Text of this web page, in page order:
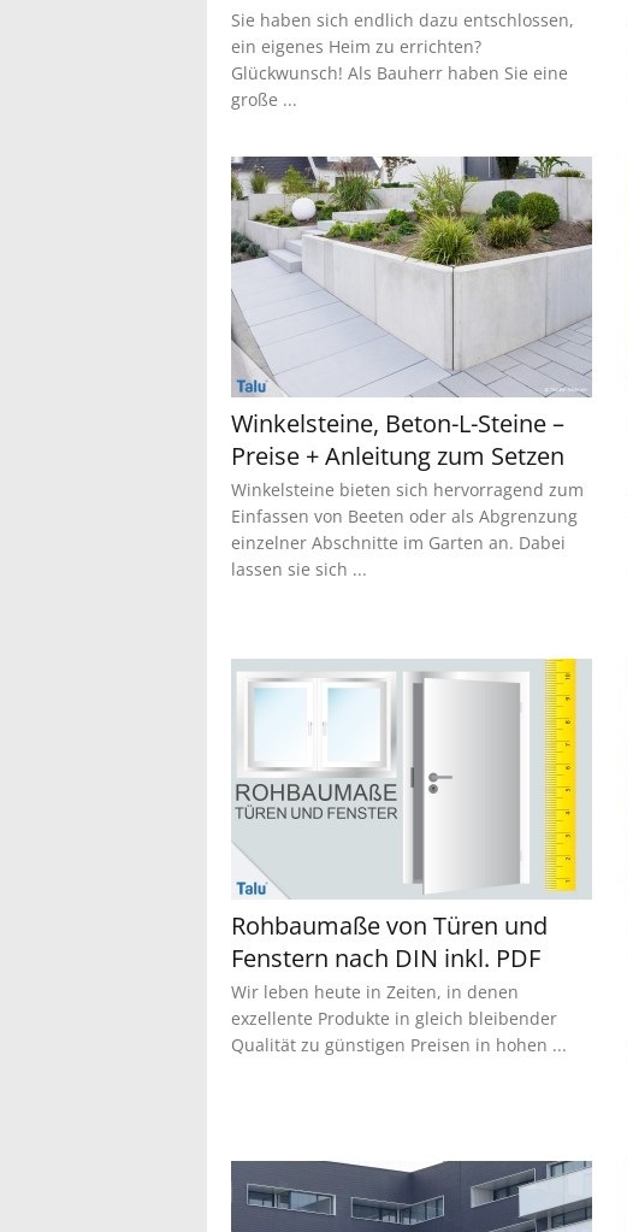
Sie haben sich endlich dazu entschlossen,
ein eigenes Heim zu errichten?
Glückwunsch! Als Bauherr haben Sie eine
große ...
Winkelsteine, Beton-L-Steine –
Preise + Anleitung zum Setzen
Winkelsteine bieten sich hervorragend zum
Einfassen von Beeten oder als Abgrenzung
einzelner Abschnitte im Garten an. Dabei
lassen sie sich ...
Rohbaumaße von Türen und
Fenstern nach DIN inkl. PDF
Wir leben heute in Zeiten, in denen
exzellente Produkte in gleich bleibender
Qualität zu günstigen Preisen in hohen ...